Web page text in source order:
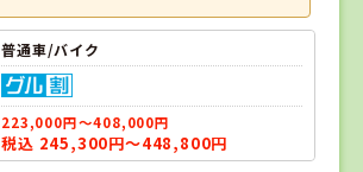
普通車/バイク
223,000円～408,000円
税込 245,300円～448,800円